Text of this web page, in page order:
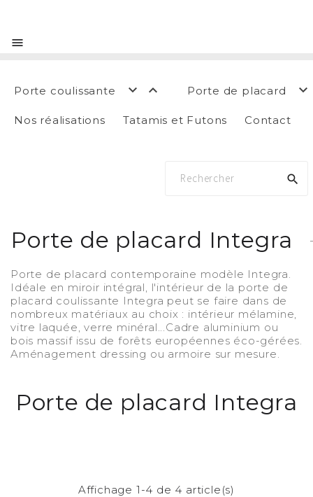

 
Porte coulissante 
Porte de placard
Nos réalisations Tatamis et Futons Contact

Porte de placard Integra
Porte de placard contemporaine modèle Integra.
Idéale en miroir intégral, l'intérieur de la porte de
placard coulissante Integra peut se faire dans de
nombreux matériaux au choix : intérieur mélamine,
vitre laquée, verre minéral...Cadre aluminium ou
bois massif issu de forêts européennes éco-gérées.
Aménagement dressing ou armoire sur mesure.
Porte de placard Integra
Affichage 1-4 de 4 article(s)